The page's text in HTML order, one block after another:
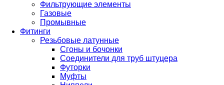
Фильтрующие элементы
Газовые
Промывные
Фитинги
Резьбовые латунные
Сгоны и бочонки
Соединители для труб штуцера
Футорки
Муфты